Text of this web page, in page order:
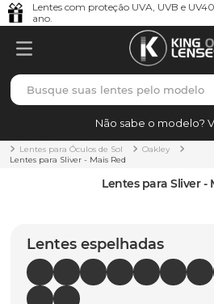
Lentes com proteção UVA, UVB e
ano.
Busque suas lentes pelo modelo
Não sabe o modelo?
Lentes para Óculos de Sol
Oakley
Lentes para Sliver - Mais Red
Lentes para Sliver -
Lentes espelhadas
TERMOS MAIS BUSCADOS
1º borrachas
holbrook
5º chaves
6º t-shock